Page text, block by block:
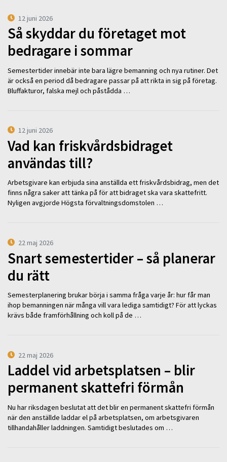
12 juni 2026
Så skyddar du företaget mot
bedragare i sommar
Semestertider innebär inte bara lägre bemanning och nya rutiner. Det
är också en period då bedragare passar på att rikta in sig på företag.
Bluffakturor, falska mejl och påstådda …
12 juni 2026
Vad kan friskvårdsbidraget
användas till?
Arbetsgivare kan erbjuda sina anställda ett friskvårdsbidrag, men det
finns några saker att tänka på för att bidraget ska vara skattefritt.
Nyligen avgjorde Högsta förvaltningsdomstolen …
22 maj 2026
Snart semestertider – så planerar
du rätt
Semesterplanering brukar börja i samma fråga varje år: hur får man
ihop bemanningen när många vill vara lediga samtidigt? För att lyckas
krävs både framförhållning och koll på de …
22 maj 2026
Laddel vid arbetsplatsen – blir
permanent skattefri förmån
Nu har riksdagen beslutat att det blir en permanent skattefri förmån
när den anställde laddar el på arbetsplatsen, om arbetsgivaren
tillhandahåller laddningen. Samtidigt beslutades om …